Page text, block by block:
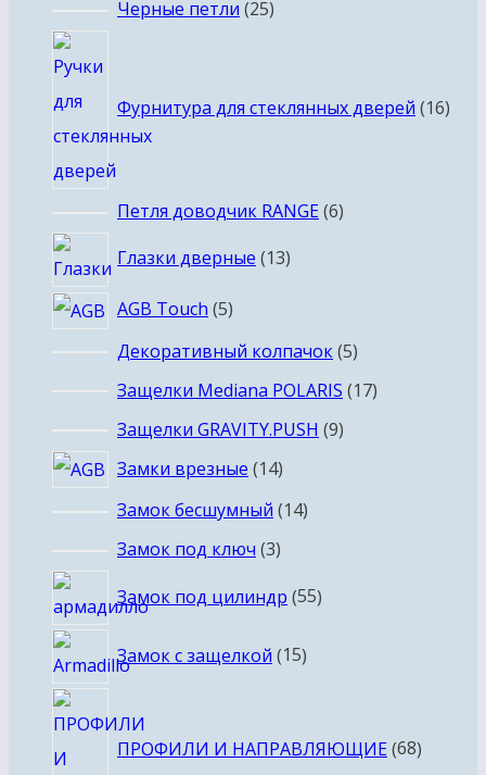
Черные петли 2525
Фурнитура для стеклянных дверей 16
Петля доводчик RANGE 66
Глазки дверные 1313
AGB Touch 55
товаров
Декоративный колпачок 55
товаров
Защелки Mediana POLARIS 1717
Защелки GRAVITY.PUSH 99
Замки врезные 1414
товаров
Замок бесшумный 1414
Замок под ключ 33
Замок под цилиндр 5555
Замок с защелкой 1515
ПРОФИЛИ И НАПРАВЛЯЮЩИЕ 68